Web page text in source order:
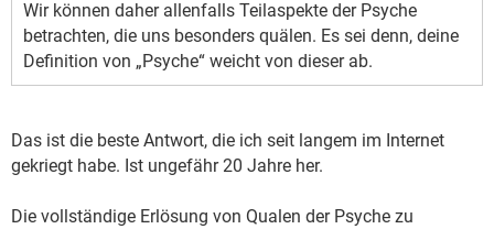
Wir können daher allenfalls Teilaspekte der Psyche
betrachten, die uns besonders quälen. Es sei denn, deine
Definition von „Psyche“ weicht von dieser ab.
Das ist die beste Antwort, die ich seit langem im Internet
gekriegt habe. Ist ungefähr 20 Jahre her.
Die vollständige Erlösung von Qualen der Psyche zu